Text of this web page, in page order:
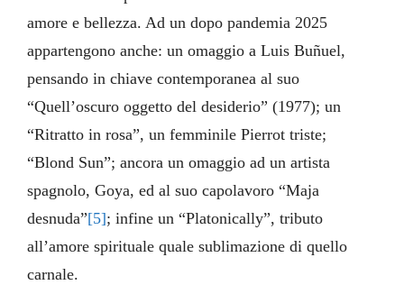
amore e bellezza. Ad un dopo pandemia 2025
appartengono anche: un omaggio a Luis Buñuel,
pensando in chiave contemporanea al suo
“Quell’oscuro oggetto del desiderio” (1977); un
“Ritratto in rosa”, un femminile Pierrot triste;
“Blond Sun”; ancora un omaggio ad un artista
spagnolo, Goya, ed al suo capolavoro “Maja
desnuda”[5]; infine un “Platonically”, tributo
all’amore spirituale quale sublimazione di quello
carnale.